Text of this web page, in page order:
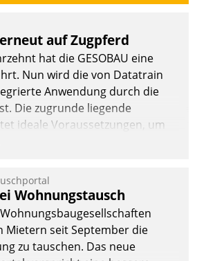
auf Zugpferd
hat die GESOBAU eine
Nun wird die von Datatrain
Anwendung durch die
Die zugrunde liegende
ideale Voraussetzungen, um
App zu erweitern und weitere
Wohnungstausch
Mietern seit September die
zu tauschen. Das neue